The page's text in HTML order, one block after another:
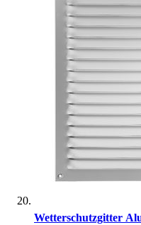
Wetterschutzgitter